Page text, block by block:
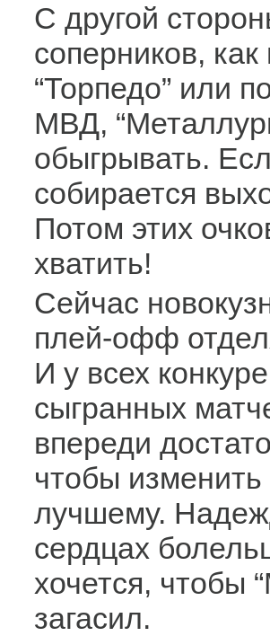
С другой
соперников,
“Торпедо” или
МВД,
обыгрывать.
собирается
Потом этих
хватить!
Сейчас
плей-офф
И у всех
сыгранных
впереди
чтобы
лучшему.
сердцах
хочется, чтобы
загасил.